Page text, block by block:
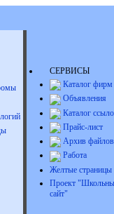
СЕРВИСЫ
Каталог фирм
Объявления
Каталог
Прайс-лист
Архив файлов
Работа
Желтые страницы
Проект
сайт"